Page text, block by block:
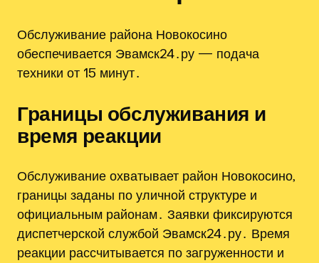
Обслуживание района Новокосино
обеспечивается Эвамск24․ру — подача
техники от 15 минут․
Границы обслуживания и
время реакции
Обслуживание охватывает район Новокосино,
границы заданы по уличной структуре и
официальным районам․ Заявки фиксируются
диспетчерской службой Эвамск24․ру․ Время
реакции рассчитывается по загруженности и